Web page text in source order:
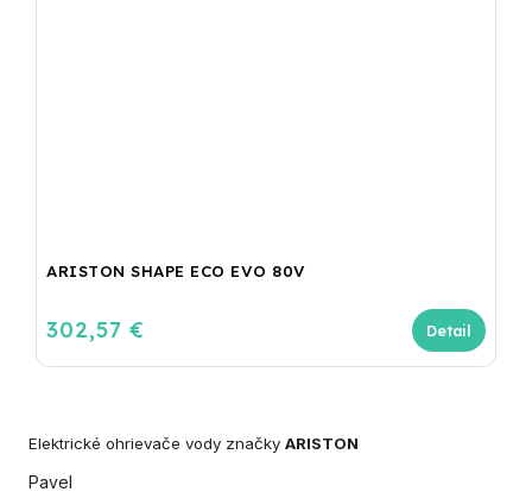
ARISTON SHAPE ECO EVO 80V
302,57 € Detail
Elektrické ohrievače vody značky ARISTON
Pavel